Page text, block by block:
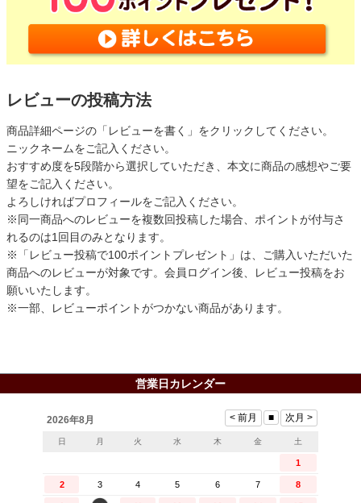
レビューの投稿方法
商品詳細ページの「レビューを書く」をクリックしてください。
ニックネームをご記入ください。
おすすめ度を5段階から選択していただき、本文に商品の感想やご要
望をご記入ください。
よろしければプロフィールをご記入ください。
※同一商品へのレビューを複数回投稿した場合、ポイントが付与さ
れるのは1回目のみとなります。
※「レビュー投稿で100ポイントプレゼント」は、ご購入いただいた
商品へのレビューが対象です。会員ログイン後、レビュー投稿をお
願いいたします。
※一部、レビューポイントがつかない商品があります。
営業日カレンダー